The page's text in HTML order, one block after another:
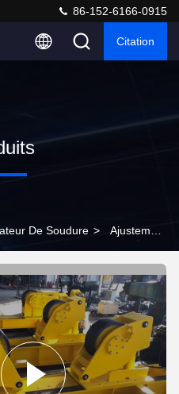
86-152-6166-0915
Citation
De Soudure > Ajustement
de tuyau